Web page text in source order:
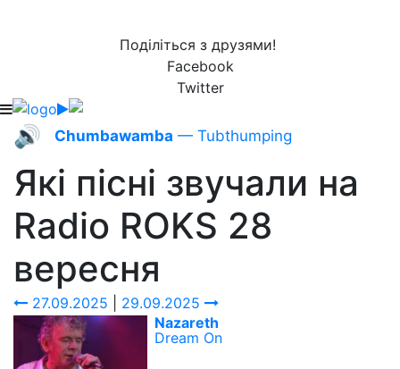
Поділіться з друзями!
Facebook
Twitter
🔊 Chumbawamba — Tubthumping
Які пісні звучали на
Radio ROKS 28
вересня
27.09.2025 29.09.2025
Nazareth
Dream On